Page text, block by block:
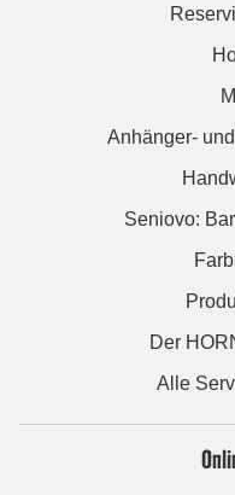
Anhänger-
Seniovo:
Der
Alle